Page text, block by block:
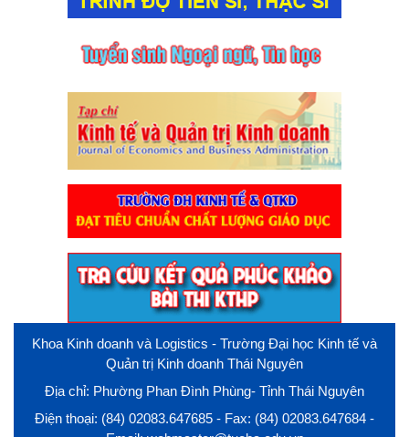
Khoa Kinh doanh và Logistics - Trường Đại học Kinh tế và
Quản trị Kinh doanh Thái Nguyên
Địa chỉ: Phường Phan Đình Phùng- Tỉnh Thái Nguyên
Điện thoại: (84) 02083.647685 - Fax: (84) 02083.647684 -